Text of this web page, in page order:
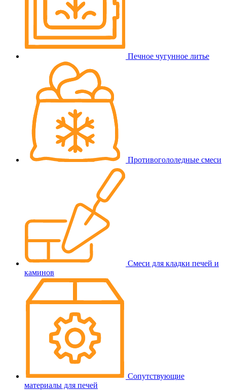
Печное чугунное литье
Противогололедные смеси
Смеси для кладки печей и
каминов
Сопутствующие
материалы для печей